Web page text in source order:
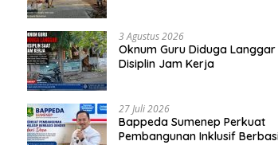
3 Agustus 2026
Oknum Guru Diduga Langgar
Disiplin Jam Kerja
27 Juli 2026
Bappeda Sumenep Perkuat
Pembangunan Inklusif